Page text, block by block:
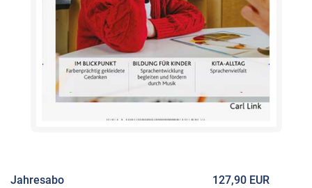
Jahresabo 127,90 EUR